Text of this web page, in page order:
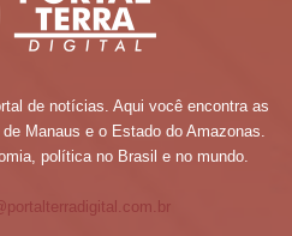
de notícias. Aqui você encontra as
Manaus e o Estado do Amazonas.
política no Brasil e no mundo.